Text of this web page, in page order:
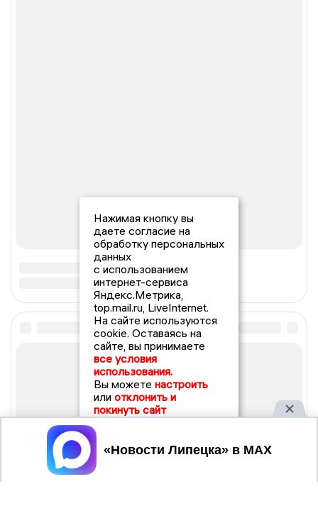
Нажимая кнопку вы
даете согласие на
обработку персональных
данных
с использованием
интернет-сервиса
Яндекс.Метрика,
top.mail.ru, LiveInternet.
На сайте используются
cookie. Оставаясь на
сайте, вы принимаете
все условия
использования.
Вы можете настроить
или отклонить и
покинуть сайт
Принять